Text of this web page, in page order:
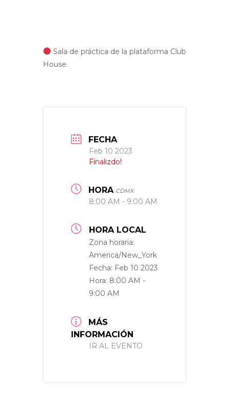
Sala de práctica de la plataforma Club
House.
FECHA
Feb 10 2023
Finalizdo!
HORA CDMX
8:00 AM - 9:00 AM
HORA LOCAL
Zona horaria:
America/New_York
Fecha: Feb 10 2023
Hora: 8:00 AM -
9:00 AM
MÁS
INFORMACIÓN
IR AL EVENTO